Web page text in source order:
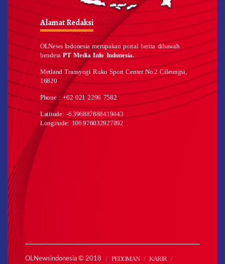
Alamat Redaksi
OLNews Indonesia merupakan portal berita dibawah
benderaPT Media Info Indonesia.
Metland Transyogi Ruko Sport Center No.2 Cileungsi,
16820
Phone : +62 021 2296 7582
Latitude: -6.396887888419443
Longitude: 106.976032927892
OLNewsindonesia © 2018 PEDOMAN KARIR